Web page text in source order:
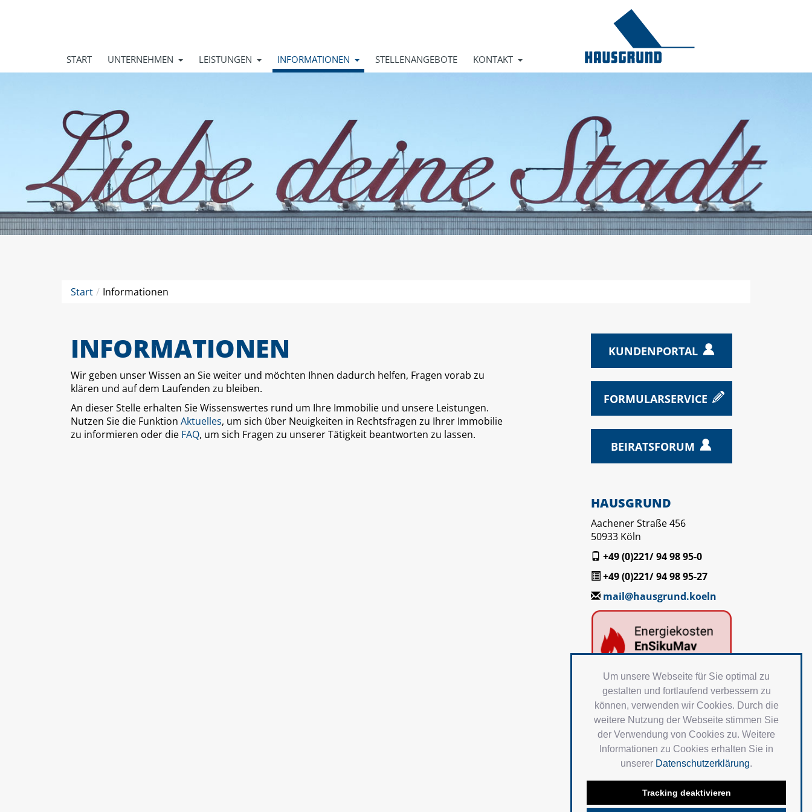
Um unsere Webseite für Sie optimal zu
gestalten und fortlaufend verbessern zu
können, verwenden wir Cookies. Durch die
weitere Nutzung der Webseite stimmen Sie
der Verwendung von Cookies zu. Weitere
Informationen zu Cookies erhalten Sie in
unserer Datenschutzerklärung.
Tracking deaktivieren
START UNTERNEHMEN LEISTUNGEN INFORMATIONEN STELLENANGEBOTE KONTAKT
Start Informationen
INFORMATIONEN
Wir geben unser Wissen an Sie weiter und möchten Ihnen dadurch helfen, Fragen vorab zu
klären und auf dem Laufenden zu bleiben.
An dieser Stelle erhalten Sie Wissenswertes rund um Ihre Immobilie und unsere Leistungen.
Nutzen Sie die Funktion Aktuelles, um sich über Neuigkeiten in Rechtsfragen zu Ihrer Immobilie
zu informieren oder die FAQ, um sich Fragen zu unserer Tätigkeit beantworten zu lassen.
KUNDENPORTAL
FORMULARSERVICE
BEIRATSFORUM
HAUSGRUND
Aachener Straße 456
50933 Köln
+49 (0)221/ 94 98 95-0
+49 (0)221/ 94 98 95-27
mail@hausgrund.koeln